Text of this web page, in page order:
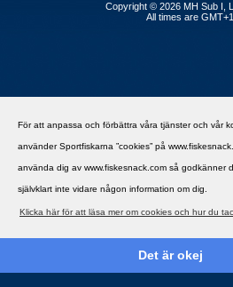
För att anpassa och förbättra våra tjänster och vår
använder Sportfiskarna ”cookies” på
använda dig av www.fiskesnack.com så godkänner
självklart inte vidare någon information om dig.
Klicka här för att läsa mer om cookies och hur du
Det är okej
Copyright © 2026 MH Sub I,
All times are